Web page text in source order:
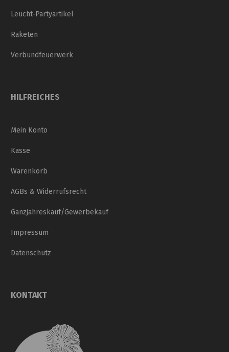
Leucht-Partyartikel
Raketen
Verbundfeuerwerk
HILFREICHES
Mein Konto
Kasse
Warenkorb
AGBs & Widerrufsrecht
Ganzjahreskauf/Gewerbekauf
Impressum
Datenschutz
KONTAKT